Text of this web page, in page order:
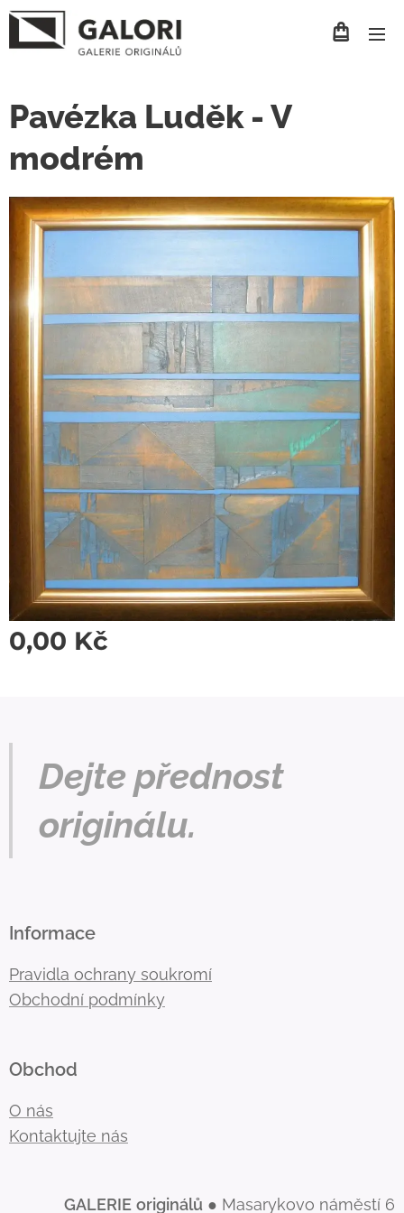
Pavézka Luděk - V
modrém
0,00 Kč
Dejte přednost
originálu.
Informace
Pravidla ochrany soukromí
Obchodní podmínky
Obchod
O nás
Kontaktujte nás
GALERIE originálů ● Masarykovo náměstí 6